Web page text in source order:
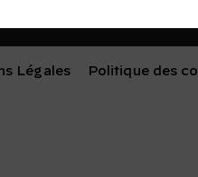
Légales Politique des